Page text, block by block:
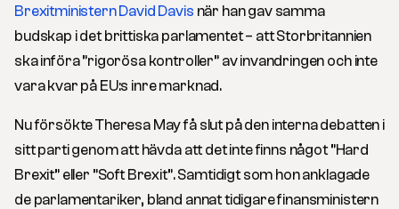
Brexitministern David Davis när han gav samma
budskap i det brittiska parlamentet – att Storbritannien
ska införa ”rigorösa kontroller” av invandringen och inte
vara kvar på EU:s inre marknad.
Nu försökte Theresa May få slut på den interna debatten i
sitt parti genom att hävda att det inte finns något ”Hard
Brexit” eller ”Soft Brexit”. Samtidigt som hon anklagade
de parlamentariker, bland annat tidigare finansministern